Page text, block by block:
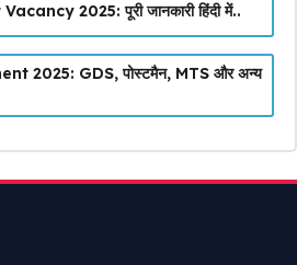
2025: पूरी जानकारी हिंदी में..
2025: GDS, पोस्टमैन, MTS और अन्य